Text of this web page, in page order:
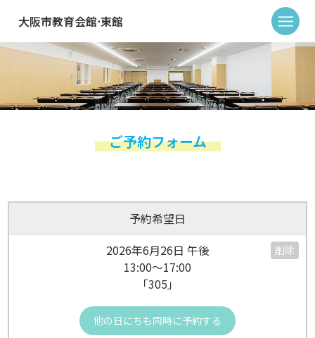
大阪市教育会館⋅東館
ご予約フォーム
予約希望日
2026年6月26日 午後
13:00～17:00
「305」
削除
他の日にちも同時に予約する